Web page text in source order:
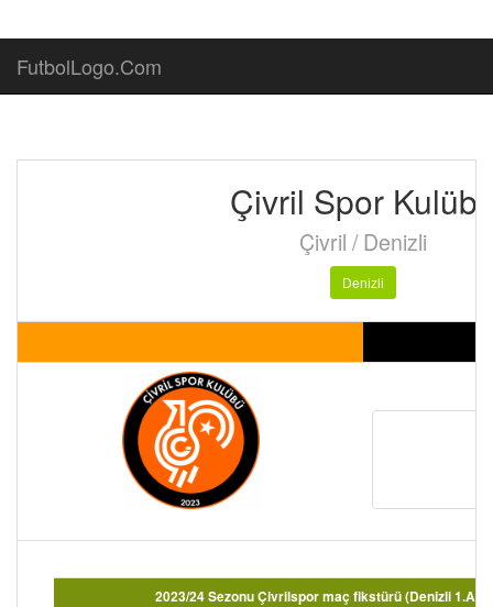
FutbolLogo.Com
Çivril Spor
Çivril / Denizli
Denizli
2023/24 Sezonu Çivrilspor maç fikstürü (Denizli